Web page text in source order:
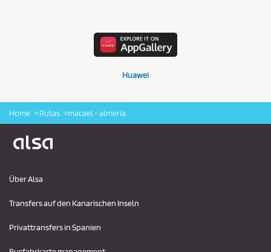
Huawei
Home Rutas macael - almeria
Über Alsa
Transfers auf den Kanarischen Inseln
Privattransfers in Spanien
Logo Alsa